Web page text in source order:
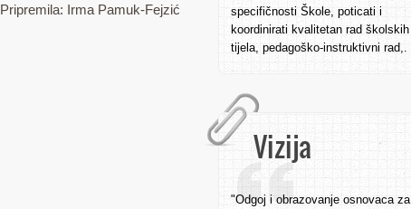
specifičnosti Škole, poticati i
koordinirati kvalitetan rad školskih
tijela, pedagoško-instruktivni rad,.
Vizija
"Odgoj i obrazovanje osnovaca za
Pripremila: Irma Pamuk-Fejzić